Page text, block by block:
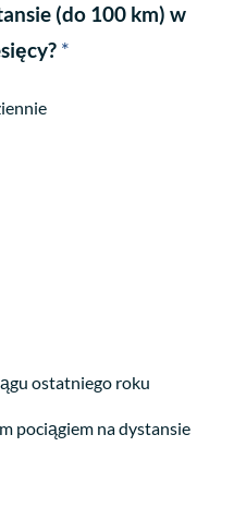
(do 100 km) w
*
ostatniego roku
pociągiem na dystansie